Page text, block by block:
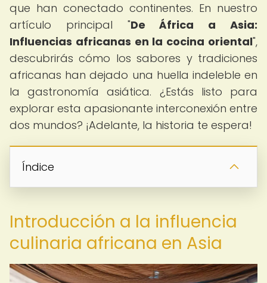
que han conectado continentes. En nuestro
artículo principal "De África a Asia:
Influencias africanas en la cocina oriental",
descubrirás cómo los sabores y tradiciones
africanas han dejado una huella indeleble en
la gastronomía asiática. ¿Estás listo para
explorar esta apasionante interconexión entre
dos mundos? ¡Adelante, la historia te espera!
Índice
Introducción a la influencia
culinaria africana en Asia